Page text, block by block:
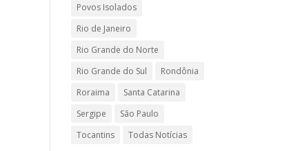
Povos Isolados
Rio de Janeiro
Rio Grande do Norte
Rio Grande do Sul
Rondônia
Roraima
Santa Catarina
Sergipe
São Paulo
Tocantins
Todas Notícias